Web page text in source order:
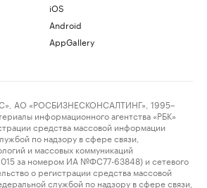
iOS
Android
AppGallery
АО «РОСБИЗНЕСКОНСАЛТИНГ», 1995–
информационного агентства «РБК»
средства массовой информации
по надзору в сфере связи,
и массовых коммуникаций
за номером ИА №ФС77-63848) и сетевого
о регистрации средства массовой
службой по надзору в сфере связи,